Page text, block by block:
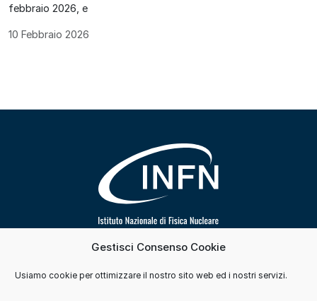
Gestisci Consenso Cookie
Usiamo cookie per ottimizzare il nostro sito web ed i nostri servizi.
febbraio 2026, e
10 Febbraio 2026
Segui INFN su